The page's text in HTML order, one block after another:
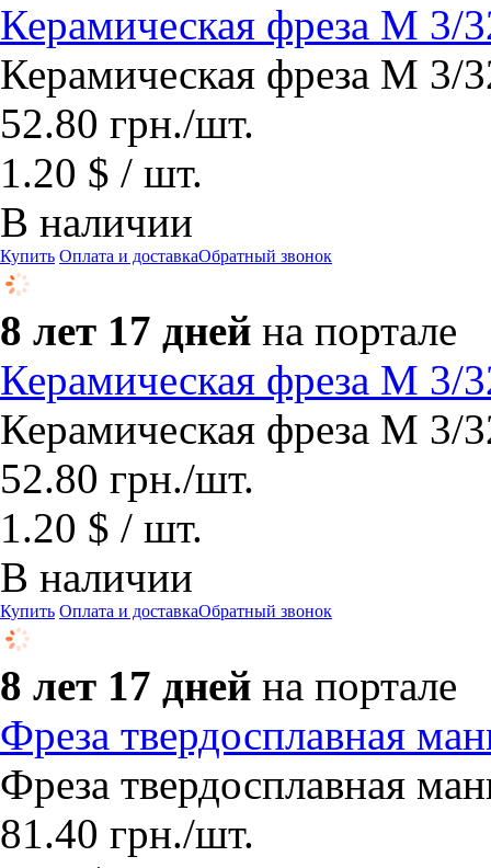
Керамическая фреза М 3/
Керамическая фреза М 3/
52.80 грн./шт.
1.20 $ / шт.
В наличии
Купить Оплата и доставкаОбратный звонок
8 лет 17 дней на портале
Керамическая фреза М 3/
Керамическая фреза М 3/
52.80 грн./шт.
1.20 $ / шт.
В наличии
Купить Оплата и доставкаОбратный звонок
8 лет 17 дней на портале
Фреза твердосплавная
Фреза твердосплавная
81.40 грн./шт.